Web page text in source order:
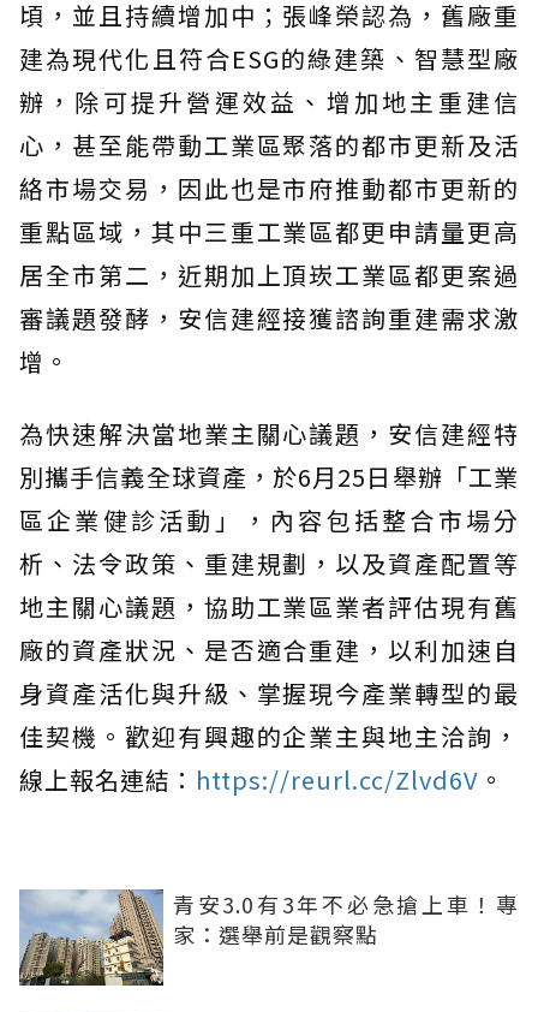
頃，並且持續增加中；張峰榮認為，舊廠重
建為現代化且符合ESG的綠建築、智慧型廠
辦，除可提升營運效益、增加地主重建信
心，甚至能帶動工業區聚落的都市更新及活
絡市場交易，因此也是市府推動都市更新的
重點區域，其中三重工業區都更申請量更高
居全市第二，近期加上頂崁工業區都更案過
審議題發酵，安信建經接獲諮詢重建需求激
增。
為快速解決當地業主關心議題，安信建經特
別攜手信義全球資產，於6月25日舉辦「工業
區企業健診活動」，內容包括整合市場分
析、法令政策、重建規劃，以及資產配置等
地主關心議題，協助工業區業者評估現有舊
廠的資產狀況、是否適合重建，以利加速自
身資產活化與升級、掌握現今產業轉型的最
佳契機。歡迎有興趣的企業主與地主洽詢，
線上報名連結： https://reurl.cc/Zlvd6V 。
青安3.0有3年不必急搶上車！專
家：選舉前是觀察點